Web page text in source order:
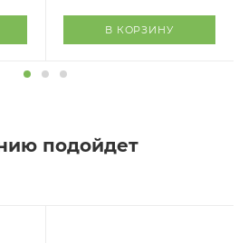
В КОРЗИНУ
подойдет